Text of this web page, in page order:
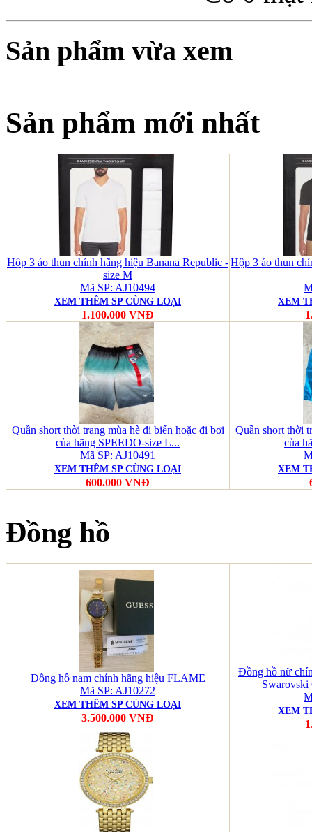
Sản phẩm vừa xem
Sản phẩm mới nhất
Hộp 3 áo thun chính hãng hiệu Banana Republic -
size M
Mã SP: AJ10494
XEM THÊM SP CÙNG LOẠI
1.100.000 VNĐ
Hộp 3 áo thun
XEM
Quần short thời trang mùa hè đi biển hoặc đi bơi
của hãng SPEEDO-size L...
Mã SP: AJ10491
XEM THÊM SP CÙNG LOẠI
600.000 VNĐ
Quần short thời
của
XEM
Đồng hồ
Đồng hồ nam chính hãng hiệu FLAME
Mã SP: AJ10272
XEM THÊM SP CÙNG LOẠI
3.500.000 VNĐ
Đồng hồ nữ
Swarovski
XEM